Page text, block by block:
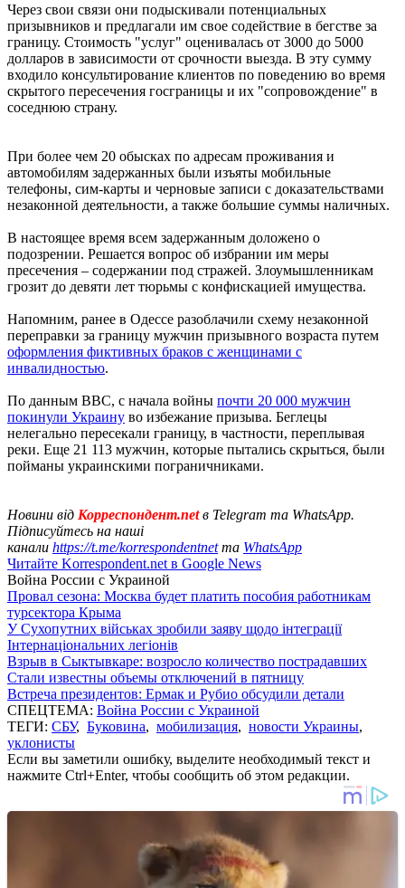
Через свои связи они подыскивали потенциальных
призывников и предлагали им свое содействие в бегстве за
границу. Стоимость "услуг" оценивалась от 3000 до 5000
долларов в зависимости от срочности выезда. В эту сумму
входило консультирование клиентов по поведению во время
скрытого пересечения госграницы и их "сопровождение" в
соседнюю страну.
При более чем 20 обысках по адресам проживания и
автомобилям задержанных были изъяты мобильные
телефоны, сим-карты и черновые записи с доказательствами
незаконной деятельности, а также большие суммы наличных.
В настоящее время всем задержанным доложено о
подозрении. Решается вопрос об избрании им меры
пресечения – содержании под стражей. Злоумышленникам
грозит до девяти лет тюрьмы с конфискацией имущества.
Напомним, ранее в Одессе разоблачили схему незаконной
переправки за границу мужчин призывного возраста путем
оформления фиктивных браков с женщинами с
инвалидностью.
По данным ВВС, с начала войны почти 20 000 мужчин
покинули Украину во избежание призыва. Беглецы
нелегально пересекали границу, в частности, переплывая
реки. Еще 21 113 мужчин, которые пытались скрыться, были
пойманы украинскими пограничниками.
Новини від Корреспондент.netв Telegram та WhatsApp.
Підписуйтесь на наші
канали https://t.me/korrespondentnetта WhatsApp
Читайте Korrespondent.net в Google News
Война России с Украиной
Провал сезона: Москва будет платить пособия работникам
турсектора Крыма
У Сухопутних військах зробили заяву щодо інтеграції
Інтернаціональних легіонів
Взрыв в Сыктывкаре: возросло количество пострадавших
Стали известны объемы отключений в пятницу
Встреча президентов: Ермак и Рубио обсудили детали
СПЕЦТЕМА: Война России с Украиной
ТЕГИ: СБУ, Буковина, мобилизация, новости Украины,
уклонисты
Если вы заметили ошибку, выделите необходимый текст и
нажмите Ctrl+Enter, чтобы сообщить об этом редакции.